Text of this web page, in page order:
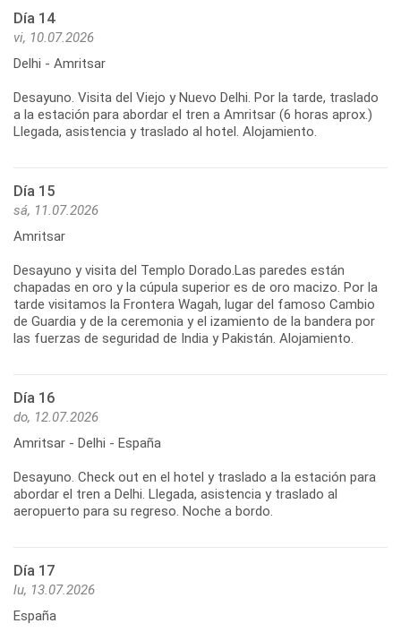
Día 14
vi, 10.07.2026
Delhi - Amritsar
Desayuno. Visita del Viejo y Nuevo Delhi. Por la tarde, traslado
a la estación para abordar el tren a Amritsar (6 horas aprox.)
Llegada, asistencia y traslado al hotel. Alojamiento.
Día 15
sá, 11.07.2026
Amritsar
Desayuno y visita del Templo Dorado.Las paredes están
chapadas en oro y la cúpula superior es de oro macizo. Por la
tarde visitamos la Frontera Wagah, lugar del famoso Cambio
de Guardia y de la ceremonia y el izamiento de la bandera por
las fuerzas de seguridad de India y Pakistán. Alojamiento.
Día 16
do, 12.07.2026
Amritsar - Delhi - España
Desayuno. Check out en el hotel y traslado a la estación para
abordar el tren a Delhi. Llegada, asistencia y traslado al
aeropuerto para su regreso. Noche a bordo.
Día 17
lu, 13.07.2026
España